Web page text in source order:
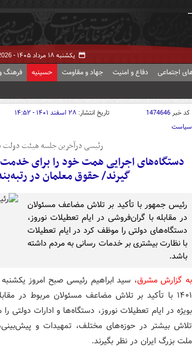
یکشنبه ۱۸ مرداد ۱۴۰۵ -
اجتماعی دفاع و امنیت جهاد و مقاومت حسینیه فرهنگ
کد خبر1474646 تاریخ انتشار: ۲۸ اسفند ۱۴۰۱ - ۱۴:۵۲
سیاست
رئیسی درآخرین جلسه هیئت دولت
دستگاه‌های اجرایی همت خود را برای
گیرند/ حقوق معلمان در
رئیس جمهور با تأکید بر تلاش مضاعف مسئولان
در مقابله با گران‌فروشی در ایام تعطیلات نوروز،
دستگاه‌های دولتی را موظف کرد در ایام تعطیلات
با نظارت بیشتری بر خدمات رسانی به مردم داشته
باشد.
به گزارش مشرق، سید ابراهیم رئیسی صبح امروز
۱۴۰۱ با تأکید بر تلاش مضاعف مسئولان مربوط در
بویژه در ایام تعطیلات نوروز، دستگاه‌ها و ادارات دولتی
تلاش بیشتر در حوزه‌های مختلف، تمهیدات و
ملت بزرگ ایران در نظر بگیرند.